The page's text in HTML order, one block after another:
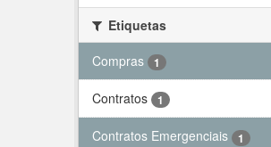
Etiquetas
Compras
1
Contratos 1
Contratos Emergenciais 1